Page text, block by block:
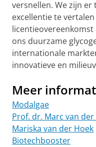
versnellen. We zijn
excellentie te
ons duurzame
internationale
innovatieve en
Meer
Modalgae
Prof. dr. Marc van der
Mariska van der Hoek
Biotechbooster